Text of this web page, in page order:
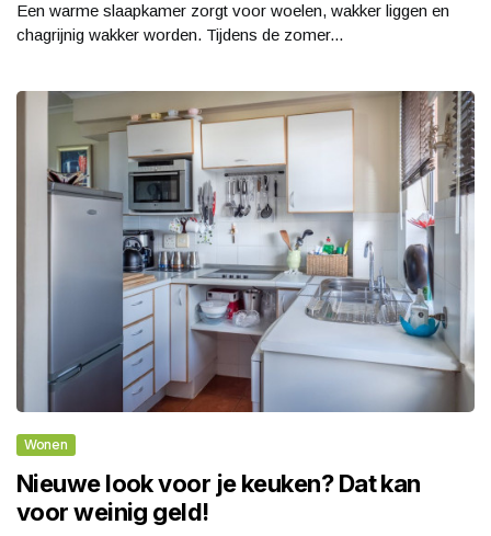
Een warme slaapkamer zorgt voor woelen, wakker liggen en
chagrijnig wakker worden. Tijdens de zomer...
Wonen
Nieuwe look voor je keuken? Dat kan
voor weinig geld!